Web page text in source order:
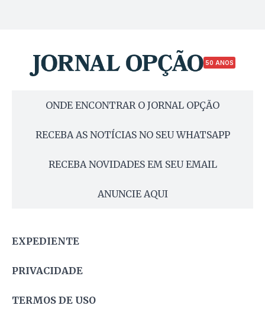
50 ANOS
ONDE ENCONTRAR O JORNAL OPÇÃO
RECEBA AS NOTÍCIAS NO SEU WHATSAPP
RECEBA NOVIDADES EM SEU EMAIL
ANUNCIE AQUI
EXPEDIENTE
PRIVACIDADE
TERMOS DE USO